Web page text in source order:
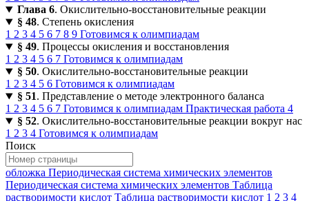
Глава 6. Окислительно-восстановительные реакции
§ 48. Степень окисления
1 2 3 4 5 6 7 8 9 Готовимся к олимпиадам
§ 49. Процессы окисления и восстановления
1 2 3 4 5 6 7 Готовимся к олимпиадам
§ 50. Окислительно-восстановительные реакции
1 2 3 4 5 6 Готовимся к олимпиадам
§ 51. Представление о методе электронного баланса
1 2 3 4 5 6 7 Готовимся к олимпиадам Практическая работа 4
§ 52. Окислительно-восстановительные реакции вокруг нас
1 2 3 4 Готовимся к олимпиадам
Поиск
обложка Периодическая система химических элементов
Периодическая система химических элементов Таблица
растворимости кислот Таблица растворимости кислот 1 2 3 4